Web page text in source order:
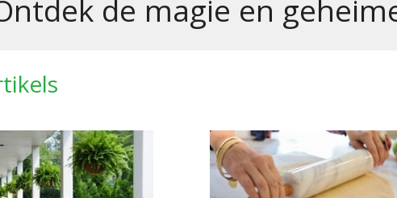
de magie en